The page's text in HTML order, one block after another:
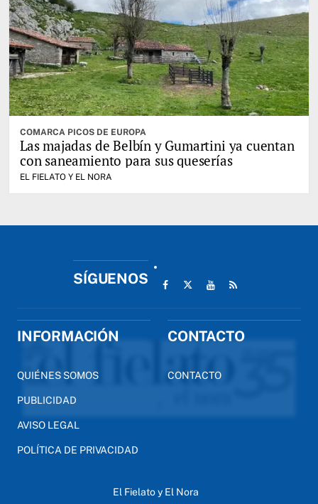
COMARCA PICOS DE EUROPA
Las majadas de Belbín y Gumartini ya cuentan
con saneamiento para sus queserías
EL FIELATO Y EL NORA
SÍGUENOS
INFORMACIÓN
QUIÉNES SOMOS
PUBLICIDAD
AVISO LEGAL
POLÍTICA DE PRIVACIDAD
CONTACTO
CONTACTO
El Fielato y El Nora